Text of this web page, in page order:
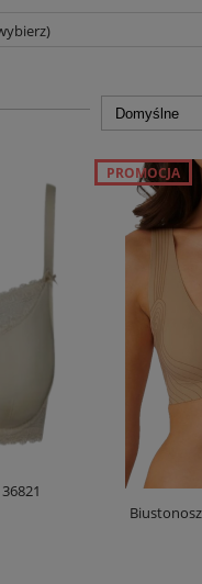
Biustonosz
PROMOCJA